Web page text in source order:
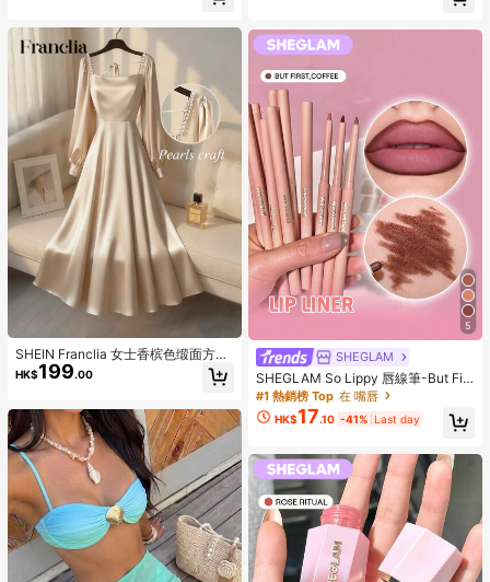
SHEIN Franclia 女士香槟色缎面方领
连衣裙，珍珠吊带长袖礼服，奢华优
雅派对礼服
HK$199.00
5
SHEGLAM
SHEGLAM So Lippy 唇線筆-But Firs
t,Coffee 品牌美妝化妝品 適合女士與
女孩
#1 熱銷榜 Top 在 嘴唇
HK$17.10 -41% Last day